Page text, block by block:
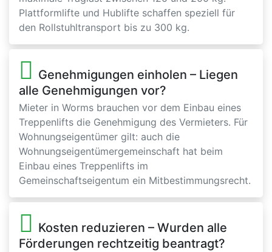
Plattformlifte und Hublifte schaffen speziell für
den Rollstuhltransport bis zu 300 kg.
Genehmigungen einholen – Liegen
alle Genehmigungen vor?
Mieter in Worms brauchen vor dem Einbau eines
Treppenlifts die Genehmigung des Vermieters. Für
Wohnungseigentümer gilt: auch die
Wohnungseigentümergemeinschaft hat beim
Einbau eines Treppenlifts im
Gemeinschaftseigentum ein Mitbestimmungsrecht.
Kosten reduzieren – Wurden alle
Förderungen rechtzeitig beantragt?